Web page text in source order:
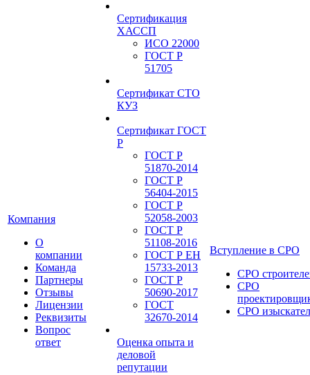
Компания
О
компании
Команда
Партнеры
Отзывы
Лицензии
Реквизиты
Вопрос
ответ
Сертификация
ХАССП
ИСО 22000
ГОСТ Р
51705
Сертификат СТО
КУЗ
Сертификат ГОСТ
Р
ГОСТ Р
51870-2014
ГОСТ Р
56404-2015
ГОСТ Р
52058-2003
ГОСТ Р
51108-2016
ГОСТ Р ЕН
15733-2013
ГОСТ Р
50690-2017
ГОСТ
32670-2014
Оценка опыта и
деловой
репутации
Вступление в СРО
СРО
СРО
СРО